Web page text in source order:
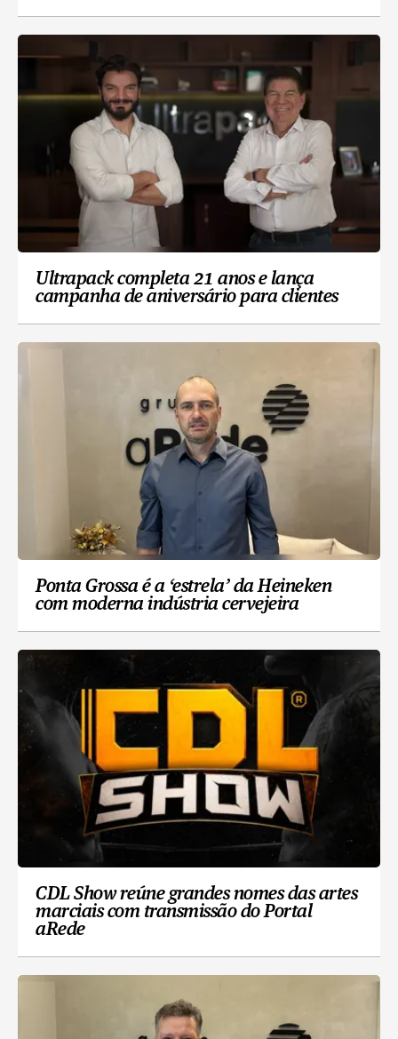
Ultrapack completa 21 anos e lança
campanha de aniversário para clientes
Ponta Grossa é a ‘estrela’ da Heineken
com moderna indústria cervejeira
CDL Show reúne grandes nomes das artes
marciais com transmissão do Portal
aRede